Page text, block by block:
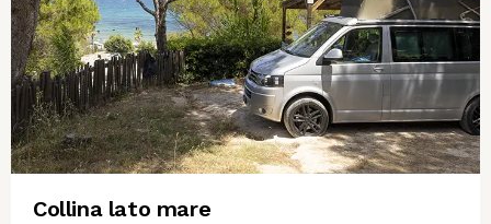
Collina lato mare